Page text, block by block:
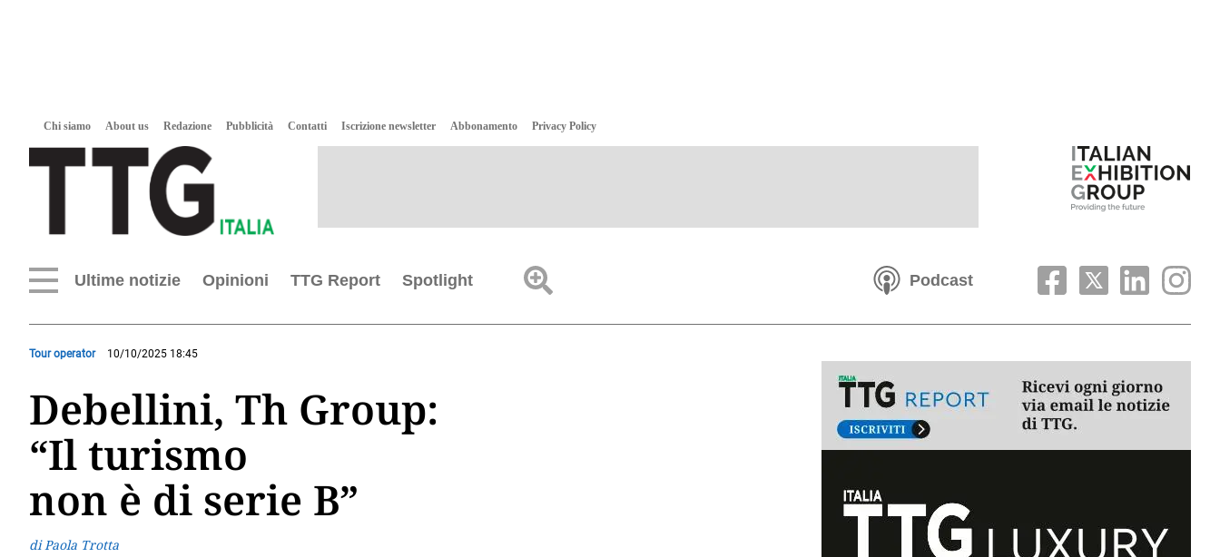
Chi siamo About us Redazione Pubblicità Contatti Iscrizione newsletter Abbonamento Privacy Policy
Ultime notizie Opinioni TTG Report Spotlight Podcast
Tour operator 10/10/2025 18:45
Debellini, Th Group:
“Il turismo
non è di serie B”
di Paola Trotta